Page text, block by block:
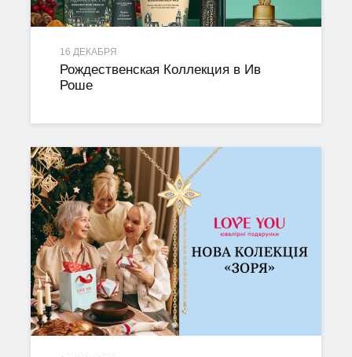
16 ДЕКАБРЯ
Рождественская Коллекция в Ив
Роше